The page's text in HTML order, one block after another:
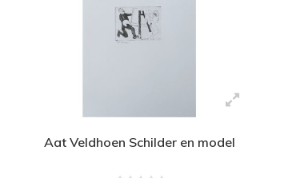
Aat Veldhoen Schilder en model